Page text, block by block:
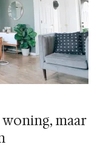
maar